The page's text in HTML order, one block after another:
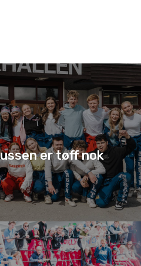
er tøff nok